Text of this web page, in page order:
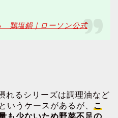
鶏塩鍋｜ローソン公式
るシリーズは調理油など
いうケースがあるが、
こ
も少ないため野菜不足の